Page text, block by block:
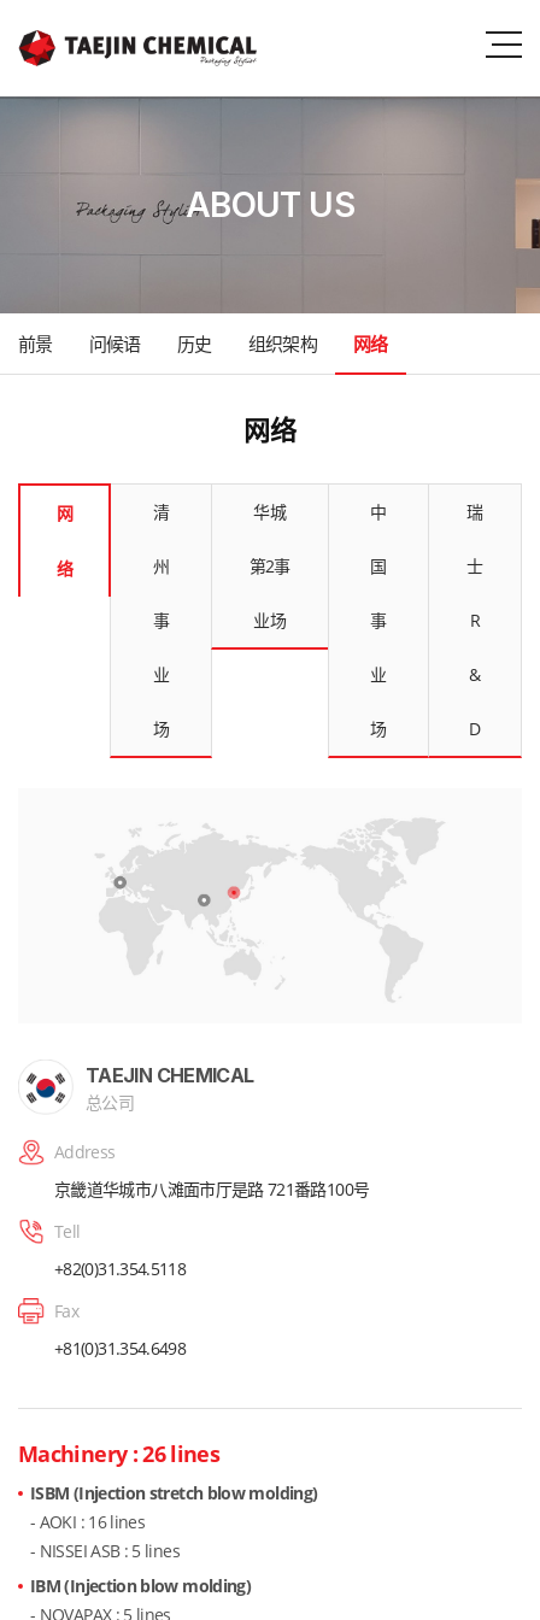
ABOUT US
前景 问候语 历史 组织架构 网络
网络
网
络
清
州
事
业
场
华城
第2事
业场
中
国
事
业
场
瑞
士
R
&
D
TAEJIN CHEMICAL
总公司
Address
京畿道华城市八滩面市厅是路 721番路100号
Tell
+82(0)31.354.5118
Fax
+81(0)31.354.6498
Machinery : 26 lines
ISBM (Injection stretch blow molding)
- AOKI : 16 lines
- NISSEI ASB : 5 lines
IBM (Injection blow molding)
- NOVAPAX : 5 lines